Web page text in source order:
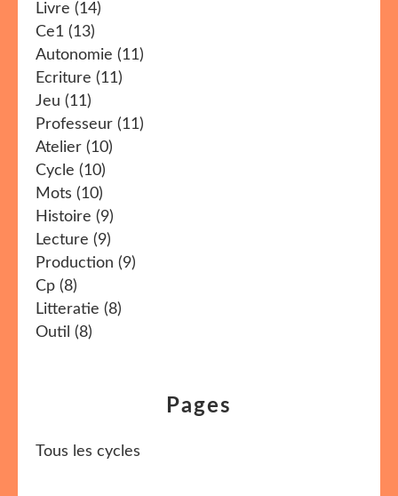
Livre (14)
Ce1 (13)
Autonomie (11)
Ecriture (11)
Jeu (11)
Professeur (11)
Atelier (10)
Cycle (10)
Mots (10)
Histoire (9)
Lecture (9)
Production (9)
Cp (8)
Litteratie (8)
Outil (8)
Pages
Tous les cycles